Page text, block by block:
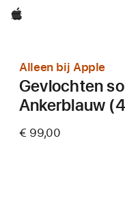
Apple
Alleen bij Apple
Gevlochten
Ankerblauw
€ 99,00